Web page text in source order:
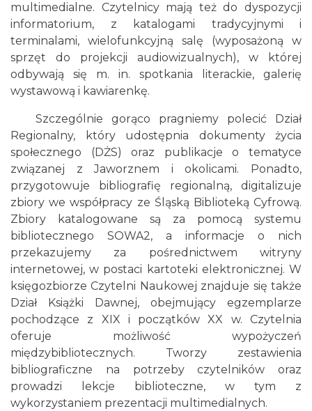
multimedialne. Czytelnicy mają też do dyspozycji
informatorium, z katalogami tradycyjnymi i
terminalami, wielofunkcyjną salę (wyposażoną w
sprzęt do projekcji audiowizualnych), w której
odbywają się m. in. spotkania literackie, galerię
wystawową i kawiarenkę.
Szczególnie gorąco pragniemy polecić Dział
Regionalny, który udostępnia dokumenty życia
społecznego (DŻS) oraz publikacje o tematyce
związanej z Jaworznem i okolicami. Ponadto,
przygotowuje bibliografię regionalną, digitalizuje
zbiory we współpracy ze Śląską Biblioteką Cyfrową.
Zbiory katalogowane są za pomocą systemu
bibliotecznego SOWA2, a informacje o nich
przekazujemy za pośrednictwem witryny
internetowej, w postaci kartoteki elektronicznej. W
księgozbiorze Czytelni Naukowej znajduje się także
Dział Książki Dawnej, obejmujący egzemplarze
pochodzące z XIX i początków XX w. Czytelnia
oferuje możliwość wypożyczeń
międzybibliotecznych. Tworzy zestawienia
bibliograficzne na potrzeby czytelników oraz
prowadzi lekcje biblioteczne, w tym z
wykorzystaniem prezentacji multimedialnych.